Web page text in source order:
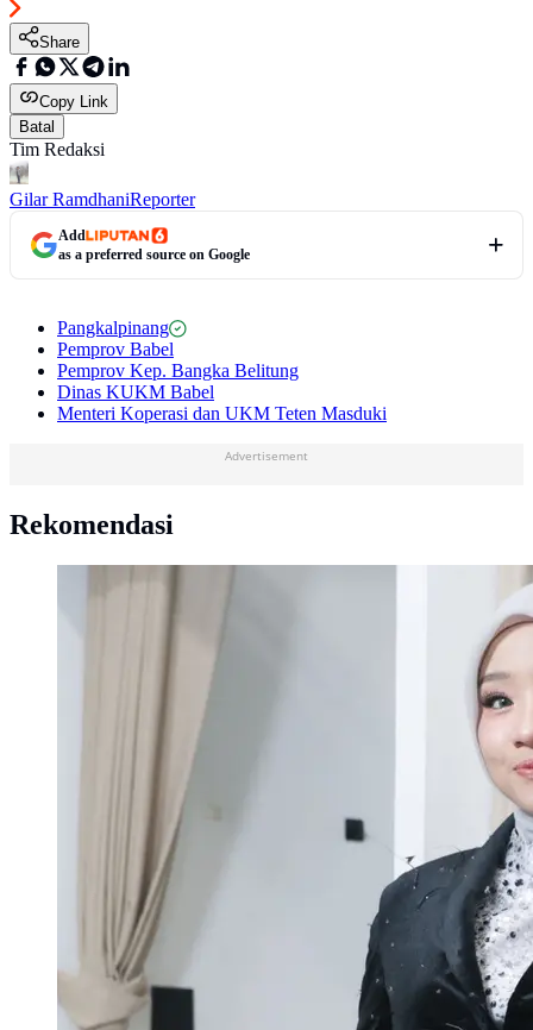
Share
Copy Link
Batal
Tim Redaksi
Gilar RamdhaniReporter
Add
as a preferred source on Google
Pangkalpinang
Pemprov Babel
Pemprov Kep. Bangka Belitung
Dinas KUKM Babel
Menteri Koperasi dan UKM Teten Masduki
Advertisement
Rekomendasi